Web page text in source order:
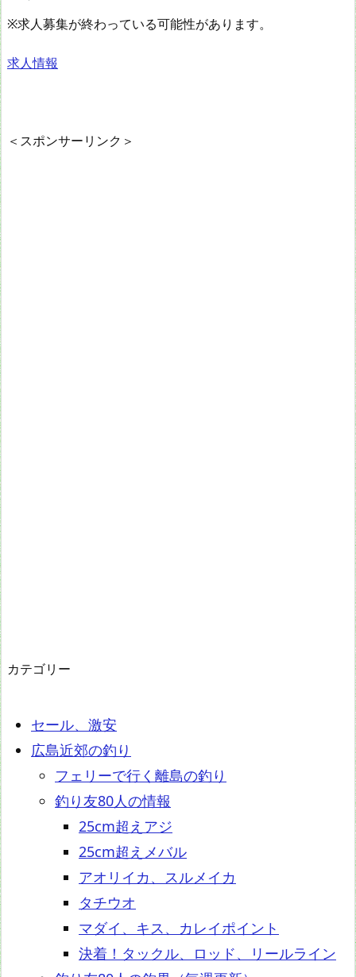
※求人募集が終わっている可能性があります。
求人情報
＜スポンサーリンク＞
カテゴリー
セール、激安
広島近郊の釣り
フェリーで行く離島の釣り
釣り友80人の情報
25cm超えアジ
25cm超えメバル
アオリイカ、スルメイカ
タチウオ
マダイ、キス、カレイポイント
決着！タックル、ロッド、リールライン